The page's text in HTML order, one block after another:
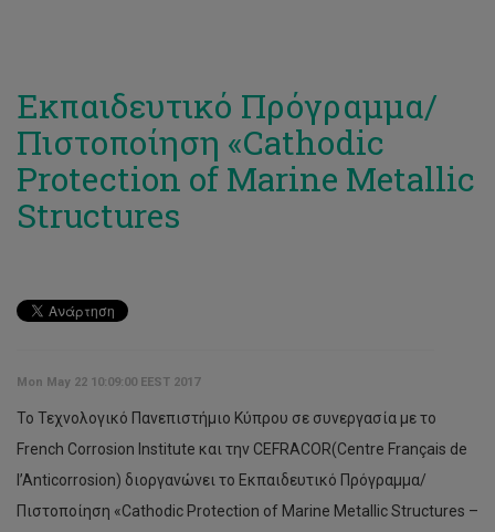
Εκπαιδευτικό Πρόγραμμα/
Πιστοποίηση «Cathodic
Protection of Marine Metallic
Structures
Mon May 22 10:09:00 EEST 2017
Το Τεχνολογικό Πανεπιστήμιο Κύπρου σε συνεργασία με το
French Corrosion Institute και την CEFRACOR(Centre Français de
l’Anticorrosion) διοργανώνει το Εκπαιδευτικό Πρόγραμμα/
Πιστοποίηση «Cathodic Protection of Marine Metallic Structures –